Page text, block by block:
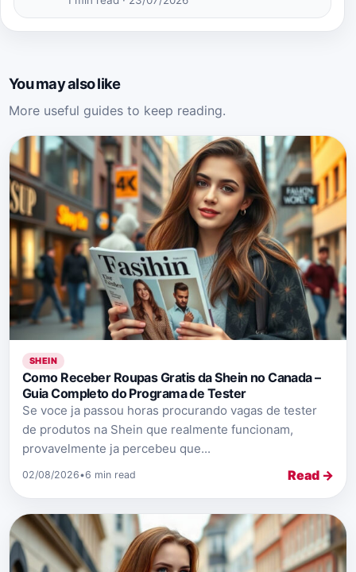
You may also like
More useful guides to keep reading.
SHEIN
Como Receber Roupas Gratis da Shein no Canada –
Guia Completo do Programa de Tester
Se voce ja passou horas procurando vagas de tester
de produtos na Shein que realmente funcionam,
provavelmente ja percebeu que...
02/08/2026•6 min read Read →